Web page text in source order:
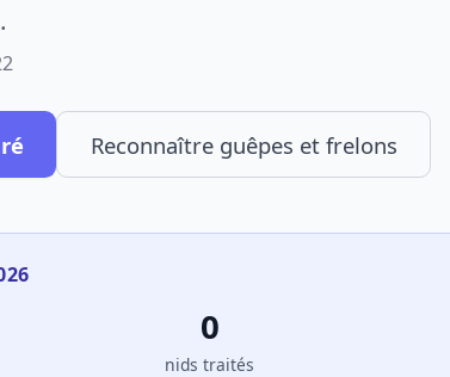
Reconnaître guêpes et frelons
0
nids traités